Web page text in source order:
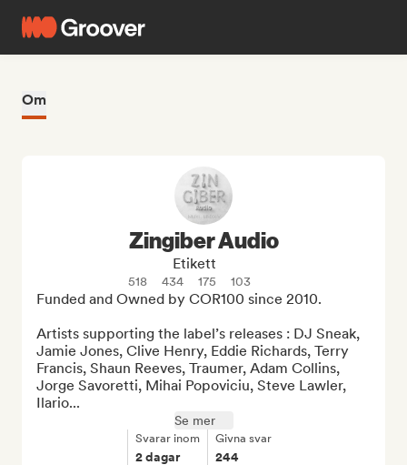
Om
Zingiber Audio
Etikett
518 434 175 103
Funded and Owned by COR100 since 2010.
Artists supporting the label’s releases : DJ Sneak,
Jamie Jones, Clive Henry, Eddie Richards, Terry
Francis, Shaun Reeves, Traumer, Adam Collins,
Jorge Savoretti, Mihai Popoviciu, Steve Lawler,
Ilario...
Se mer
Svarar inom
2 dagar
Givna svar
244